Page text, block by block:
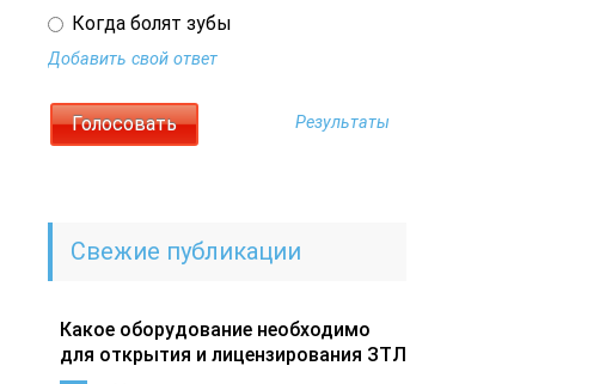
Когда болят зубы
Добавить свой ответ
Результаты
Свежие публикации
Какое оборудование необходимо
для открытия и лицензирования ЗТЛ